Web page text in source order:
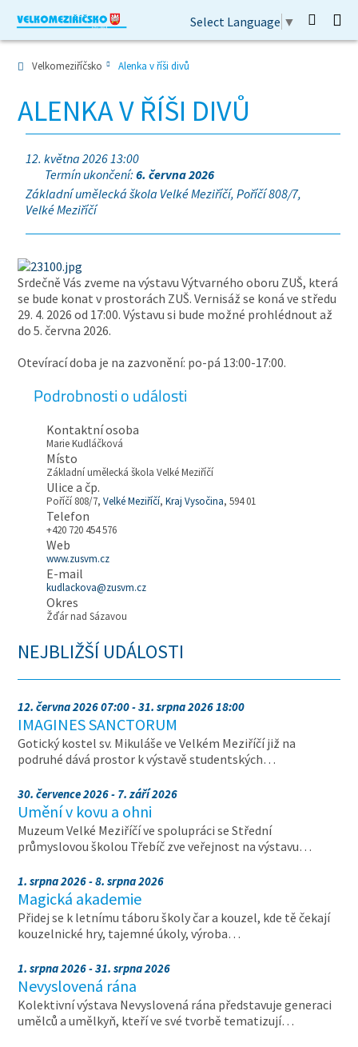
Velkomeziříčsko Alenka v říši divů
ALENKA V ŘÍŠI DIVŮ
12. května 2026 13:00
Termín ukončení:6. června 2026
Základní umělecká škola Velké Meziříčí, Poříčí 808/7,
Velké Meziříčí
Srdečně Vás zveme na výstavu Výtvarného oboru ZUŠ, která
se bude konat v prostorách ZUŠ. Vernisáž se koná ve středu
29. 4. 2026 od 17:00. Výstavu si bude možné prohlédnout až
do 5. června 2026.
Otevírací doba je na zazvonění: po-pá 13:00-17:00.
Podrobnosti o události
Kontaktní osoba
Marie Kudláčková
Místo
Základní umělecká škola Velké Meziříčí
Ulice a čp.
Poříčí 808/7,Velké Meziříčí,Kraj Vysočina, 594 01
Telefon
+420 720 454 576
Web
www.zusvm.cz
E-mail
kudlackova@zusvm.cz
Okres
Žďár nad Sázavou
NEJBLIŽŠÍ UDÁLOSTI
12. června 2026 07:00 - 31. srpna 2026 18:00
IMAGINES SANCTORUM
Gotický kostel sv. Mikuláše ve Velkém Meziříčí již na
podruhé dává prostor k výstavě studentských…
30. července 2026 - 7. září 2026
Umění v kovu a ohni
Muzeum Velké Meziříčí ve spolupráci se Střední
průmyslovou školou Třebíč zve veřejnost na výstavu…
1. srpna 2026 - 8. srpna 2026
Magická akademie
Přidej se k letnímu táboru školy čar a kouzel, kde tě čekají
kouzelnické hry, tajemné úkoly, výroba…
1. srpna 2026 - 31. srpna 2026
Nevyslovená rána
Kolektivní výstava Nevyslovená rána představuje generaci
umělců a umělkyň, kteří ve své tvorbě tematizují…
Select Language ▼